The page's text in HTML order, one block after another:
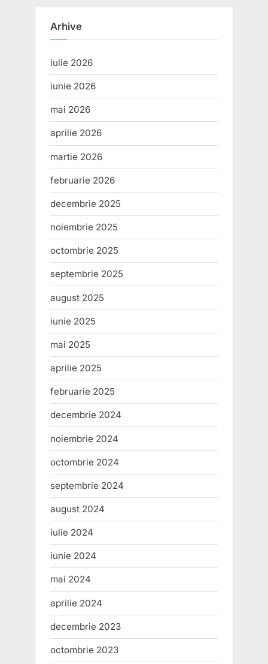
Arhive
iulie 2026
iunie 2026
mai 2026
aprilie 2026
martie 2026
februarie 2026
decembrie 2025
noiembrie 2025
octombrie 2025
septembrie 2025
august 2025
iunie 2025
mai 2025
aprilie 2025
februarie 2025
decembrie 2024
noiembrie 2024
octombrie 2024
septembrie 2024
august 2024
iulie 2024
iunie 2024
mai 2024
aprilie 2024
decembrie 2023
octombrie 2023